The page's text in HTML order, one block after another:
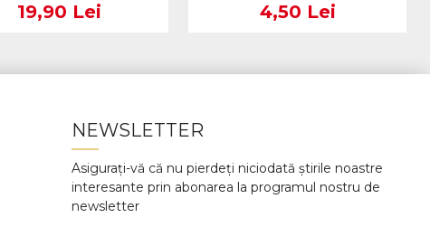
19,90 Lei 4,50 Lei
NEWSLETTER
Asigurați-vă că nu pierdeți niciodată știrile noastre
interesante prin abonarea la programul nostru de
newsletter